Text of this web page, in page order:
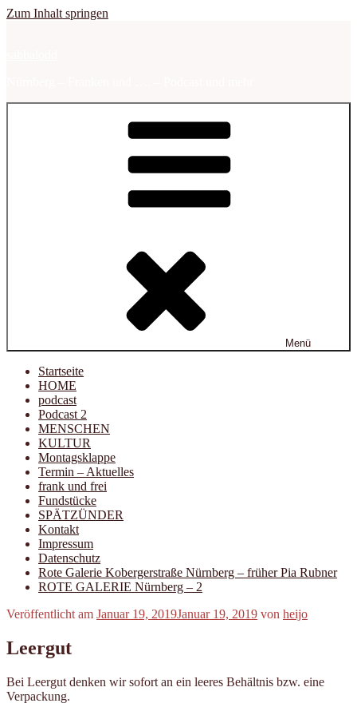
Zum Inhalt springen
Menü
Startseite
HOME
podcast
Podcast 2
MENSCHEN
KULTUR
Montagsklappe
Termin – Aktuelles
frank und frei
Fundstücke
SPÄTZÜNDER
Kontakt
Impressum
Datenschutz
Rote Galerie Kobergerstraße Nürnberg – früher Pia Rubner
ROTE GALERIE Nürnberg – 2
Veröffentlicht am Januar 19, 2019Januar 19, 2019 von heijo
Leergut
Bei Leergut denken wir sofort an ein leeres Behältnis bzw. eine
Verpackung.